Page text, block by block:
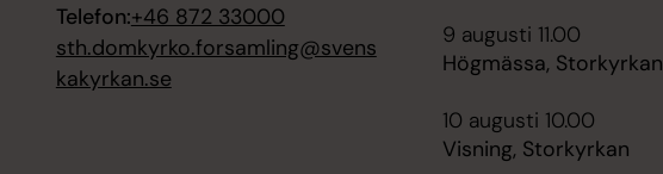
Telefon:+46 872 33000
sth.domkyrko.forsamling@svens
kakyrkan.se
9 augusti 11.00
Högmässa, Storkyrkan
10 augusti 10.00
Visning, Storkyrkan